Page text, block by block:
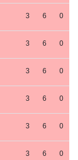
3 6 0
3 6 0
3 6 0
3 6 0
3 6 0
3 6 0